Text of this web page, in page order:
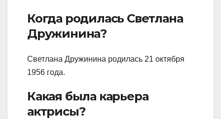
Когда родилась Светлана
Дружинина?
Светлана Дружинина родилась 21 октября
1956 года.
Какая была карьера
актрисы?